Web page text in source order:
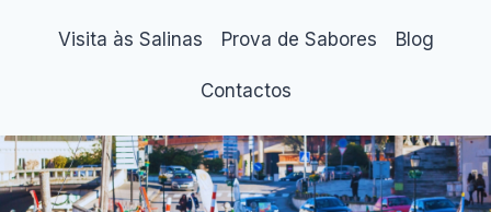
Visita às Salinas Prova de Sabores Blog
Contactos